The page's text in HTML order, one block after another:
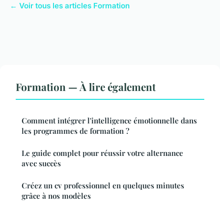
← Voir tous les articles Formation
Formation — À lire également
Comment intégrer l'intelligence émotionnelle dans
les programmes de formation ?
Le guide complet pour réussir votre alternance
avec succès
Créez un cv professionnel en quelques minutes
grâce à nos modèles